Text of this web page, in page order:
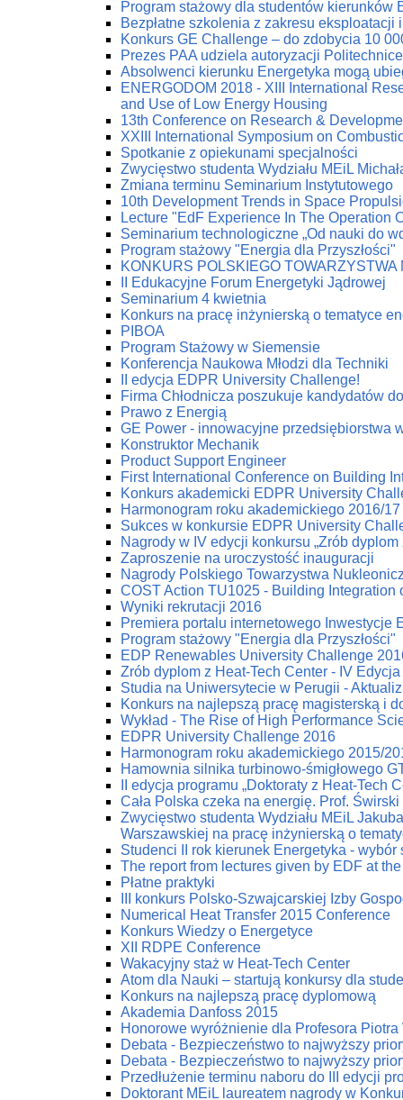
Program stażowy dla studentów kierunków
Bezpłatne szkolenia z zakresu
Konkurs GE Challenge – do zdobycia 10
Prezes PAA udziela autoryzacji
Absolwenci kierunku Energetyka mogą
ENERGODOM 2018 - XIII International
and Use of Low Energy Housing
13th Conference on Research &
XXIII International Symposium on
Spotkanie z opiekunami specjalności
Zwycięstwo studenta Wydziału MEiL
Zmiana terminu Seminarium Instytutowego
10th Development Trends in Space
Lecture "EdF Experience In The Operation
Seminarium technologiczne „Od nauki do
Program stażowy "Energia dla Przyszłości"
KONKURS POLSKIEGO
II Edukacyjne Forum Energetyki Jądrowej
Seminarium 4 kwietnia
Konkurs na pracę inżynierską o tematyce
PIBOA
Program Stażowy w Siemensie
Konferencja Naukowa Młodzi dla Techniki
II edycja EDPR University Challenge!
Firma Chłodnicza poszukuje kandydatów
Prawo z Energią
GE Power - innowacyjne przedsiębiorstwa
Konstruktor Mechanik
Product Support Engineer
First International Conference on Building
Konkurs akademicki EDPR University
Harmonogram roku akademickiego 2016/17
Sukces w konkursie EDPR University
Nagrody w IV edycji konkursu „Zrób dyplom
Zaproszenie na uroczystość inauguracji
Nagrody Polskiego Towarzystwa
COST Action TU1025 - Building Integration
Wyniki rekrutacji 2016
Premiera portalu internetowego Inwestycje
Program stażowy "Energia dla Przyszłości"
EDP Renewables University Challenge
Zrób dyplom z Heat-Tech Center - IV
Studia na Uniwersytecie w Perugii -
Konkurs na najlepszą pracę magisterską i
Wykład - The Rise of High Performance
EDPR University Challenge 2016
Harmonogram roku akademickiego 2015/
Hamownia silnika turbinowo-śmigłowego
II edycja programu „Doktoraty z Heat-Tech
Cała Polska czeka na energię. Prof. Świrski
Zwycięstwo studenta Wydziału MEiL
Warszawskiej na pracę inżynierską o
Studenci II rok kierunek Energetyka - wybór
The report from lectures given by EDF at
Płatne praktyki
III konkurs Polsko-Szwajcarskiej Izby
Numerical Heat Transfer 2015 Conference
Konkurs Wiedzy o Energetyce
XII RDPE Conference
Wakacyjny staż w Heat-Tech Center
Atom dla Nauki – startują konkursy dla
Konkurs na najlepszą pracę dyplomową
Akademia Danfoss 2015
Honorowe wyróżnienie dla Profesora
Debata - Bezpieczeństwo to najwyższy
Debata - Bezpieczeństwo to najwyższy
Przedłużenie terminu naboru do III edycji
Doktorant MEiL laureatem nagrody w